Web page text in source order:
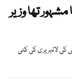
تھا وزیر
لائبریری کی کئی